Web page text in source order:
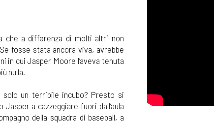
che a differenza di molti altri non
fosse stata ancora viva, avrebbe
cui Jasper Moore l’aveva tenuta
nulla.
un terribile incubo? Presto si
a cazzeggiare fuori dall’aula
della squadra di baseball, a